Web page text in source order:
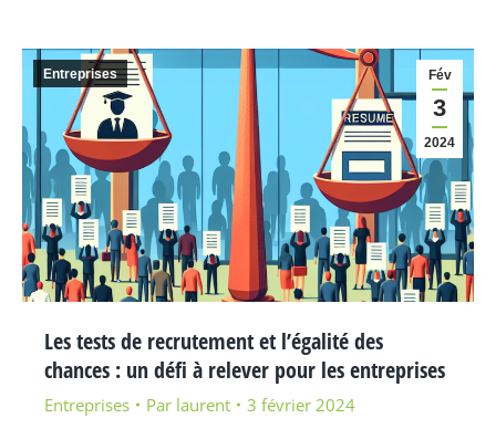
Fév
3
2024
Entreprises
Les tests de recrutement et l’égalité des
chances : un défi à relever pour les entreprises
Entreprises Par laurent 3 février 2024